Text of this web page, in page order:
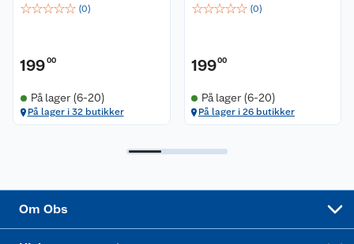
☆☆☆☆☆ (0)
19900
På lager (6-20)
På lager i 32 butikker
☆☆☆☆☆ (0)
19900
På lager (6-20)
På lager i 26 butikker
Om Obs
Ledige stillinger
Leveringsalternativer
Kjøpsvilkår
Åpent kjøp
Klikk og hent
Festdrakter til hele familien
Hagemøbler og utemøbler